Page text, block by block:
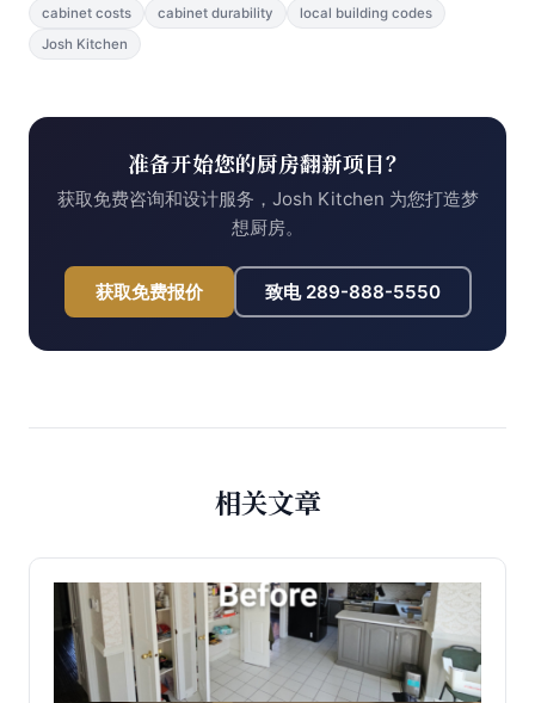
cabinet costs
cabinet durability
local building codes
Josh Kitchen
准备开始您的厨房翻新项目？
获取免费咨询和设计服务，Josh Kitchen 为您打造梦
想厨房。
获取免费报价 致电 289-888-5550
相关文章